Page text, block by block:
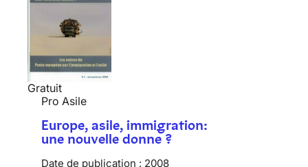
Gratuit
Pro Asile
Europe, asile, immigration:
une nouvelle donne ?
Date de publication : 2008